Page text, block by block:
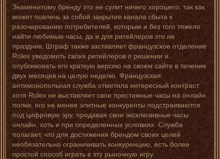
Знаменитому бренду это не сулит ничего хорошего, так как
может повлечь за собой закрытие канала сбыта к
разочарованию потребителей, которым и без того тяжело
найти любимые часы, да и для ритейлеров это не
праздник. Штраф также заставляет французское отделение
Rolex уведомить своих ритейлеров о решении и
опубликовать его краткую версию на своем сайте в течение
двух месяцев на целую неделю. Французская
антимонопольная служба отметила интересный контраст:
хотя Rolex не выставляет свои престижные часы на онлайн
полки, его не менее элитные конкуренты подстраиваются
под цифровую эру, продавая свои эксклюзивные часы
онлайн, хоть и при определенных условиях. Служба
полагает, что для достижения брендом своих целей
необязательно ограничивать конкуренцию, есть более
простой способ играть в эту рыночную игру.